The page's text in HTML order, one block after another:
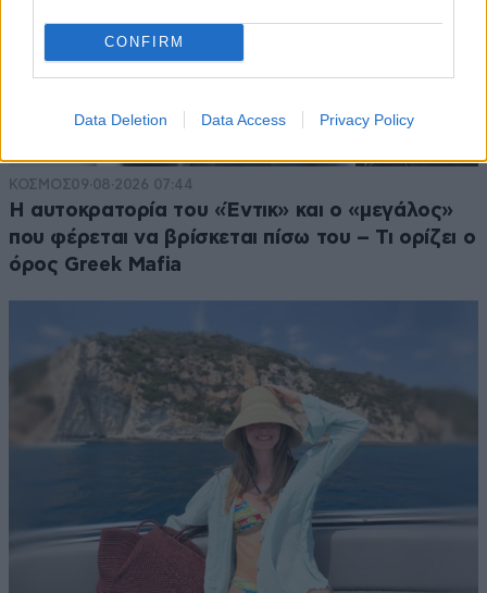
CONFIRM
Data Deletion Data Access Privacy Policy
ΚΟΣΜΟΣ09·08·2026 07:44
Η αυτοκρατορία του «Έντικ» και ο «μεγάλος»
που φέρεται να βρίσκεται πίσω του – Τι ορίζει ο
όρος Greek Mafia